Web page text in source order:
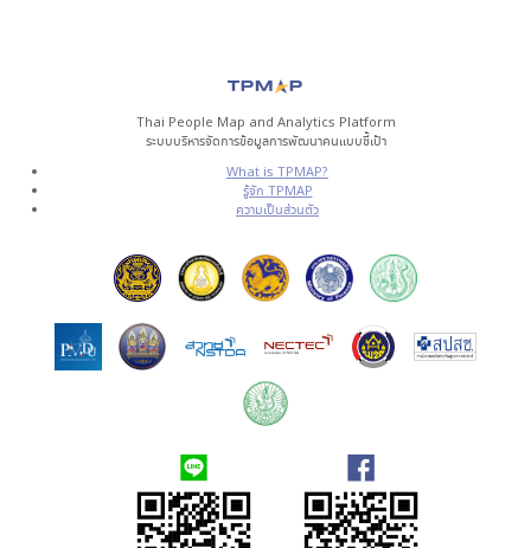
Thai People Map and Analytics Platform
ระบบบริหารจัดการข้อมูลการพัฒนาคนแบบชี้เป้า
What is TPMAP?
รู้จัก TPMAP
ความเป็นส่วนตัว